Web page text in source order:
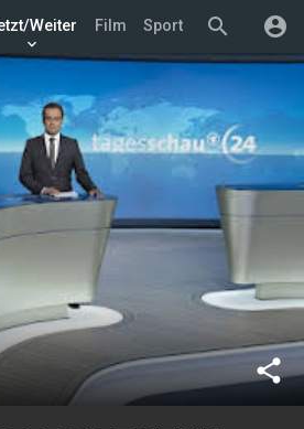
search account_circle
Weiter
keyboard_arrow_down
Film Sport
share